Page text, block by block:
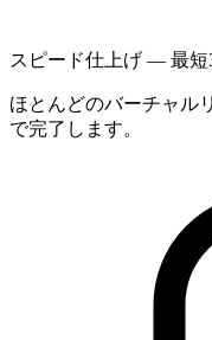
スピード仕上げ — 最短
ほとんどのバーチャル
で完了します。